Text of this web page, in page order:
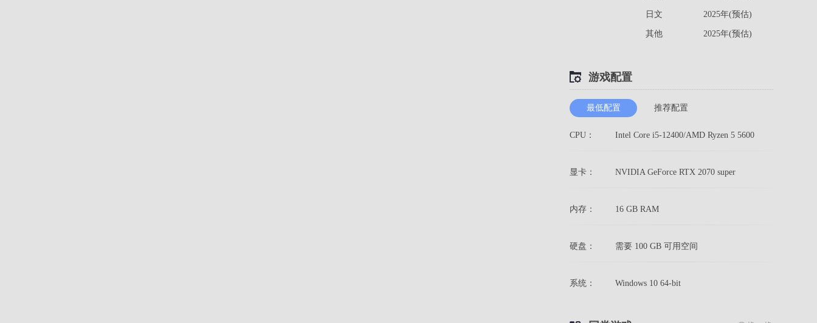
日文 2025年(预估)
其他 2025年(预估)
游戏配置
最低配置 推荐配置
CPU： Intel Core i5-12400/AMD Ryzen 5 5600
显卡： NVIDIA GeForce RTX 2070 super
内存： 16 GB RAM
硬盘： 需要 100 GB 可用空间
系统： Windows 10 64-bit